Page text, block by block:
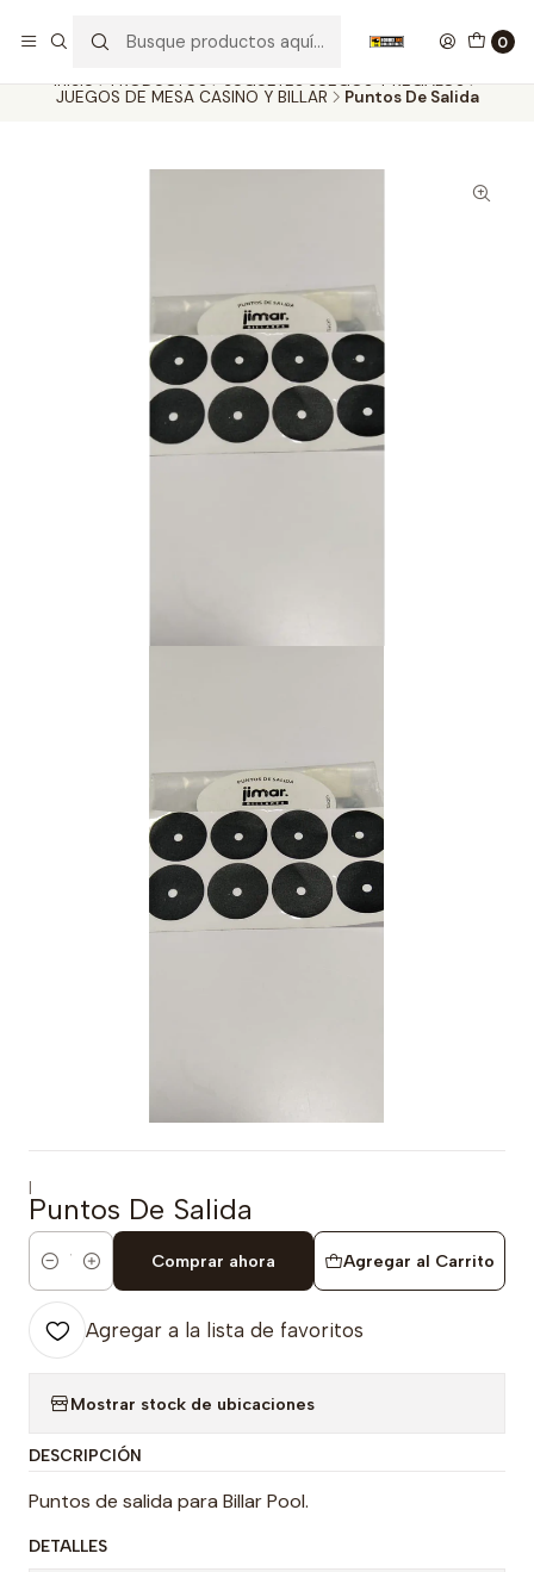
0
Inicio PRODUCTOS
JUGUETES JUEGOS Y REGALOS
JUEGOS DE MESA CASINO Y BILLAR
Puntos De Salida
|
Puntos De Salida
Cantidad
Agregar al Carrito
Comprar ahora
Agregar a la lista de favoritos
Mostrar stock de ubicaciones
DESCRIPCIÓN
Puntos de salida para Billar Pool.
DETALLES